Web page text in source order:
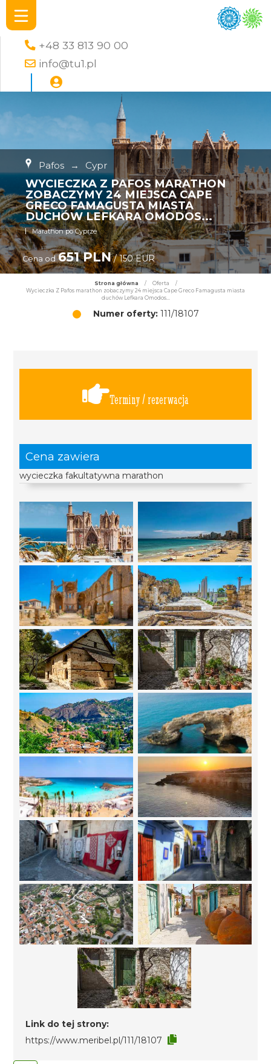
+48 33 813 90 00
info@tu1.pl
Pafos → Cypr
WYCIECZKA Z PAFOS MARATHON
ZOBACZYMY 24 MIEJSCA CAPE
GRECO FAMAGUSTA MIASTA
DUCHÓW LEFKARA OMODOS...
Marathon po Cyprze
Cena od 651 PLN/ 150 EUR
Strona główna / Oferta
/
Wycieczka Z Pafos marathon zobaczymy 24 miejsca Cape Greco Famagusta miasta
duchów Lefkara Omodos...
Numer oferty:111/18107
Terminy / rezerwacja
Cena zawiera
wycieczka fakultatywna marathon
Link do tej strony:
https://www.meribel.pl/111/18107